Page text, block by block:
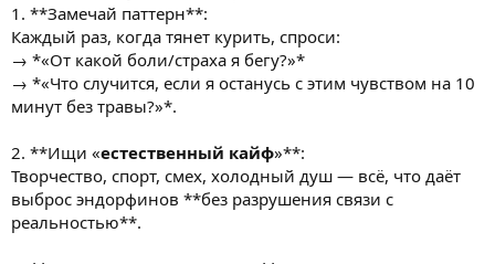
1. **Замечай паттерн**:
Каждый раз, когда тянет курить, спроси:
→ *«От какой боли/страха я бегу?»*
→ *«Что случится, если я останусь с этим чувством на 10
минут без травы?»*.
2. **Ищи «естественный кайф»**:
Творчество, спорт, смех, холодный душ — всё, что даёт
выброс эндорфинов **без разрушения связи с
реальностью**.